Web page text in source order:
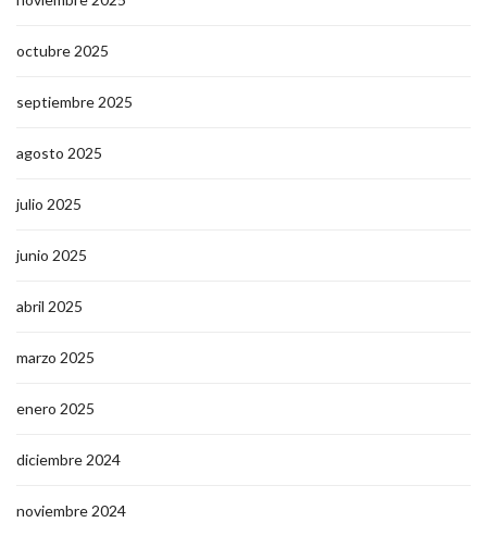
octubre 2025
septiembre 2025
agosto 2025
julio 2025
junio 2025
abril 2025
marzo 2025
enero 2025
diciembre 2024
noviembre 2024